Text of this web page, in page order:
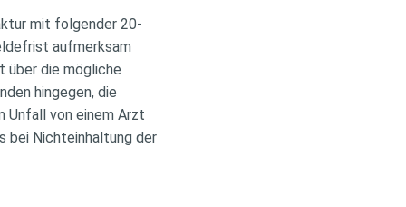
mit folgender 20-
aufmerksam
über die mögliche
hingegen, die
Unfall von einem Arzt
bei Nichteinhaltung der